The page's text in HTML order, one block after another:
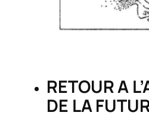
RETOUR A
DE LA